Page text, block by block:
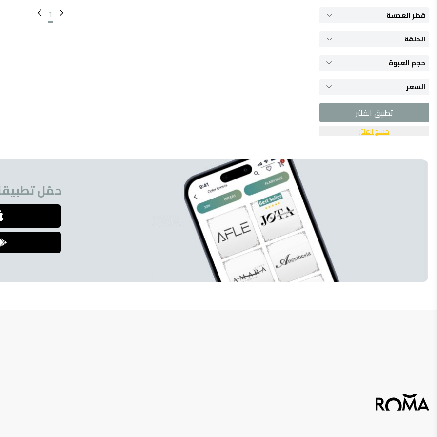
قطر العدسة
الحلقة
حجم العبوة
السعر
تطبيق الفلتر
مسح الفلتر
1
حمّل